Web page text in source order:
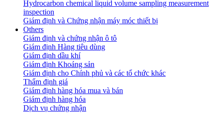
Hydrocarbon chemical liquid volume sampling measurement
inspection
Giám định và Chứng nhận máy móc thiết bị
Others
Giám định và chứng nhận ô tô
Giám định Hàng tiêu dùng
Giám định dầu khí
Giám định Khoáng sản
Giám định cho Chính phủ và các tổ chức khác
Thẩm định giá
Giám định hàng hóa mua và bán
Giám định hàng hóa
Dịch vụ chứng nhận